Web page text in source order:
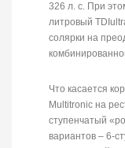
326 л. с. При
литровый
солярки на
Что касается
Multitronic на
ступенчатый
вариантов – 6-